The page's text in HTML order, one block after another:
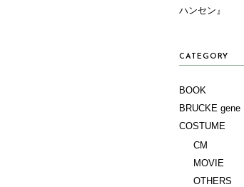
ハンセン』
CATEGORY
BOOK
BRUCKE gene
COSTUME
CM
MOVIE
OTHERS